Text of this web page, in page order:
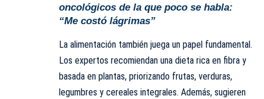
oncológicos de la que poco se habla:
“Me costó lágrimas”
La alimentación también juega un papel fundamental.
Los expertos recomiendan una dieta rica en fibra y
basada en plantas, priorizando frutas, verduras,
legumbres y cereales integrales. Además, sugieren